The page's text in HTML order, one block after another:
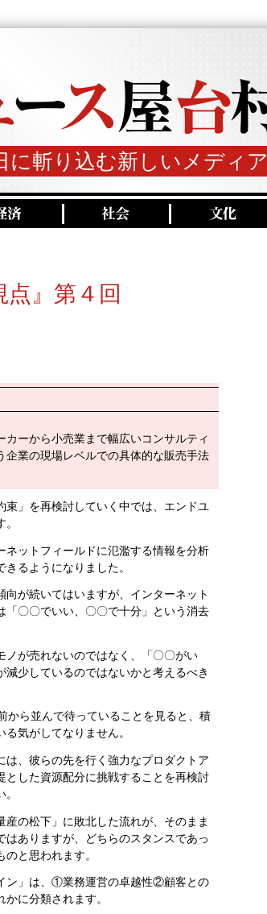
に斬り込む新しいメディア
点』第４回
ーから小売業まで幅広いコンサルティ
企業の現場レベルでの具体的な販売手法
」を再検討していく中では、エンドユ
ットフィールドに氾濫する情報を分析
るようになりました。
が続いてはいますが、インターネット
「〇〇でいい、〇〇で十分」という消去
ノが売れないのではなく、「〇〇がい
少しているのではないかと考えるべき
から並んで待っていることを見ると、積
気がしてなりません。
、彼らの先を行く強力なプロダクトア
した資源配分に挑戦することを再検討
の松下」に敗北した流れが、そのまま
ありますが、どちらのスタンスであっ
と思われます。
ン」は、①業務運営の卓越性②顧客との
に分類されます。